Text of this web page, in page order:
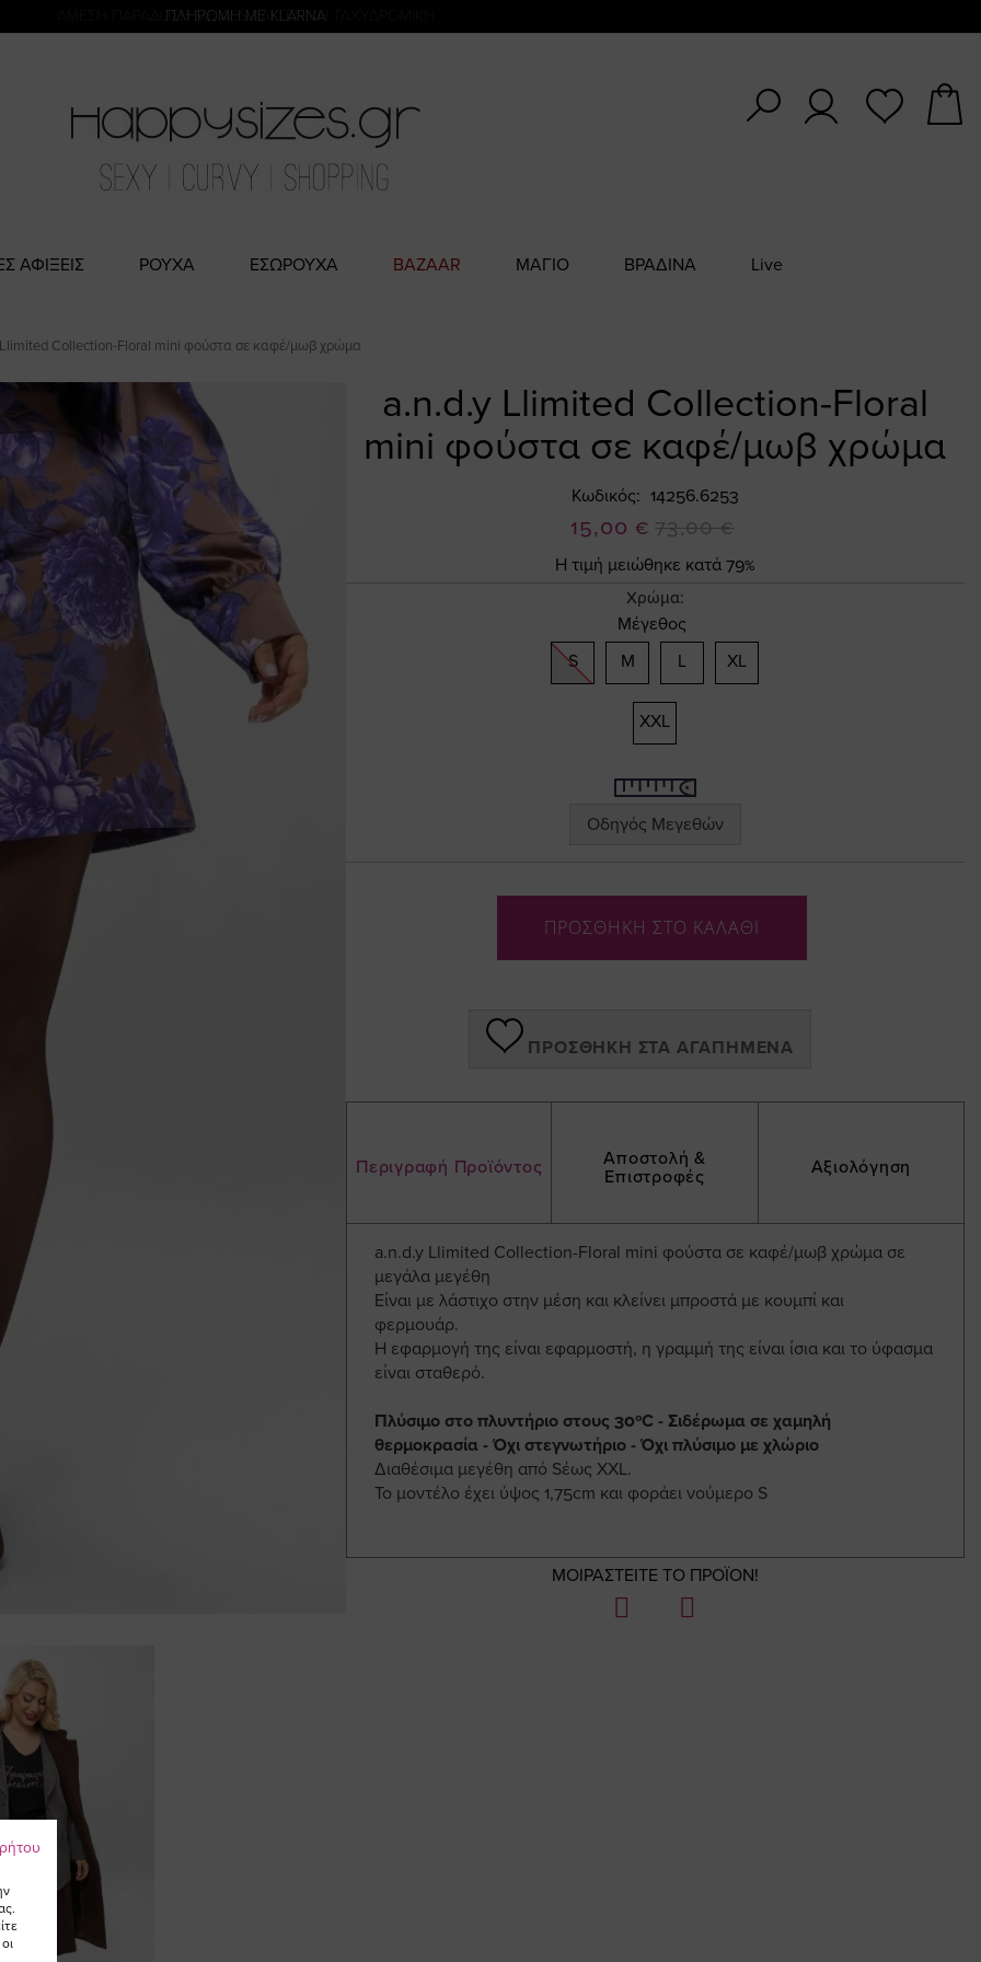
ΑΜΕΣΗ ΠΑΡΑΔΟΣΗ ΜΕ ACS ΚΑΙ ΓΕΝΙΚΗ ΤΑΧΥΔΡΟΜΙΚΉ
ΑΦΙΞΕΙΣ ΡΟΥΧΑ ΕΣΩΡΟΥΧΑ BAZAAR ΜΑΓΙΟ ΒΡΑΔΙΝΑ Live
Llimited Collection-Floral mini φούστα σε καφέ/μωβ χρώμα
a.n.d.y Llimited Collection-Floral
mini φούστα σε καφέ/μωβ χρώμα
Κωδικός 14256.6253
Ειδική
Τιμή
15,00 € 73,00 €
Η τιμή μειώθηκε κατά 79%
Χρώμα:
Μέγεθος
S
M L XL
XXL
Οδηγός Μεγεθών
ΠΡΟΣΘΗΚΗ ΣΤΟ ΚΑΛΑΘΙ
ΠΡΟΣΘΉΚΗ ΣΤΑ ΑΓΑΠΗΜΈΝΑ
Περιγραφή Προϊόντος
Αποστολή &
Επιστροφές
Αξιολόγηση
a.n.d.y Llimited Collection-Floral mini φούστα σε καφέ/μωβ χρώμα σε
μεγάλα μεγέθη
Είναι με λάστιχο στην μέση και κλείνει μπροστά με κουμπί και
φερμουάρ.
Η εφαρμογή της είναι εφαρμοστή, η γραμμή της είναι ίσια και το ύφασμα
είναι σταθερό.
Πλύσιμο στο πλυντήριο στους 30ºC - Σιδέρωμα σε χαμηλή
θερμοκρασία - Όχι στεγνωτήριο - Όχι πλύσιμο με χλώριο
Διαθέσιμα μεγέθη από Sέως XXL.
Το μοντέλο έχει ύψος 1,75cm και φοράει νούμερο S
ΜΟΙΡΑΣΤΕΙΤΕ ΤΟ ΠΡΟΪΟΝ!